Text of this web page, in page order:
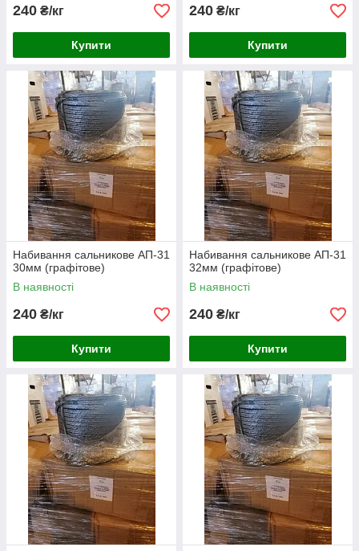
240 ₴/кг
Купити
240 ₴/кг
Купити
Набивання сальникове АП-31
30мм (графітове)
В наявності
240 ₴/кг
Купити
Набивання сальникове АП-31
32мм (графітове)
В наявності
240 ₴/кг
Купити